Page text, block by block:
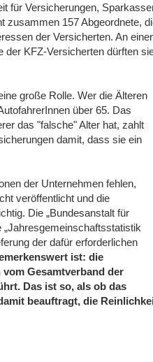
für Versicherungen,
zusammen 157 Abgeordnete,
der Versicherten. An einer
der KFZ-Versicherten dürften
große Rolle. Wer die Älteren
über 65. Das
das "falsche" Alter hat, zahlt
damit, dass sie ein
der Unternehmen fehlen,
veröffentlicht und die
Die „Bundesanstalt für
„Jahresgemeinschaftsstatistik
der dafür erforderlichen
ist: die
Gesamtverband der
Das ist so, als ob das
beauftragt, die